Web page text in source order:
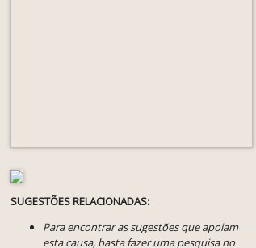
SUGESTÕES RELACIONADAS:
Para encontrar as sugestões que apoiam
esta causa, basta fazer uma pesquisa no